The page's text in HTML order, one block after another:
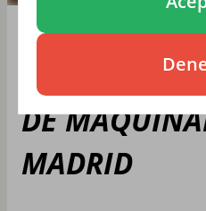
DE
MADRID